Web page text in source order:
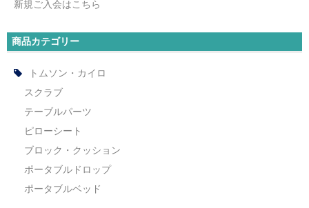
新規ご入会はこちら
商品カテゴリー
トムソン・カイロ
スクラブ
テーブルパーツ
ピローシート
ブロック・クッション
ポータブルドロップ
ポータブルベッド